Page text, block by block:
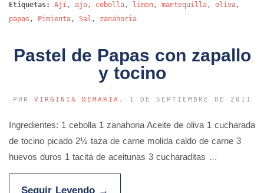
Etiquetas:
Ají, ajo, cebolla, limon, mantequilla, oliva,
papas , Pimienta, Sal , zanahoria
Pastel de Papas con zapallo
y tocino
POR VIRGINIA DEMARÍA , 1 DE SEPTIEMBRE DE 2011
Ingredientes: 1 cebolla 1 zanahoria Aceite de oliva 1 cucharada
de tocino picado 2½ taza de carne molida caldo de carne 3
huevos duros 1 tacita de aceitunas 3 cucharaditas …
Seguir Leyendo →